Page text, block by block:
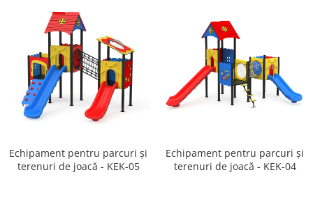
Echipament pentru parcuri și
terenuri de joacă - KEK-05
Echipament pentru parcuri și
terenuri de joacă - KEK-04